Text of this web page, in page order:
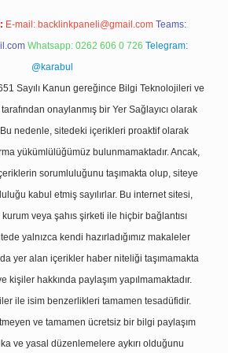
E-mail: backlinkpaneli@gmail.com Teams:
Whatsapp: 0262 606 0 726 Telegram:
@karabul
Sayılı Kanun gereğince Bilgi Teknolojileri ve
onaylanmış bir Yer Sağlayıcı olarak
nedenle, sitedeki içerikleri proaktif olarak
yükümlülüğümüz bulunmamaktadır. Ancak,
sorumluluğunu taşımakta olup, siteye
kabul etmiş sayılırlar. Bu internet sitesi,
veya şahıs şirketi ile hiçbir bağlantısı
yalnızca kendi hazırladığımız makaleler
yer alan içerikler haber niteliği taşımamakta
kişiler hakkında paylaşım yapılmamaktadır.
ile isim benzerlikleri tamamen tesadüfidir.
ve tamamen ücretsiz bir bilgi paylaşım
ve yasal düzenlemelere aykırı olduğunu